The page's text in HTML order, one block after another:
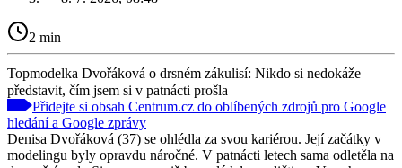
2 min
Topmodelka Dvořáková o drsném zákulisí: Nikdo si nedokáže
představit, čím jsem si v patnácti prošla
Přidejte si obsah Centrum.cz do oblíbených zdrojů pro Google
hledání a Google zprávy
Denisa Dvořáková (37) se ohlédla za svou kariérou. Její začátky v
modelingu byly opravdu náročné. V patnácti letech sama odletěla na